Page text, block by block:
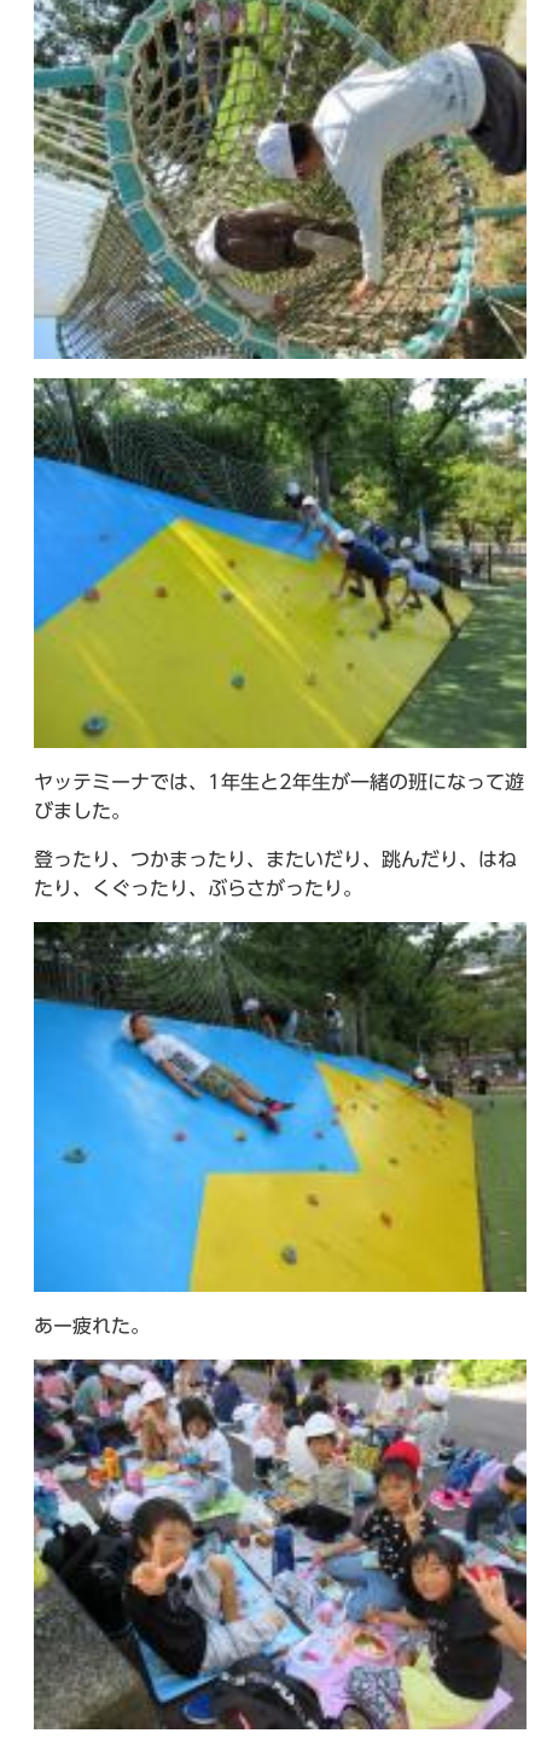
ヤッテミーナでは、1年生と2年生が一緒の班になって遊
びました。
登ったり、つかまったり、またいだり、跳んだり、はね
たり、くぐったり、ぶらさがったり。
あー疲れた。